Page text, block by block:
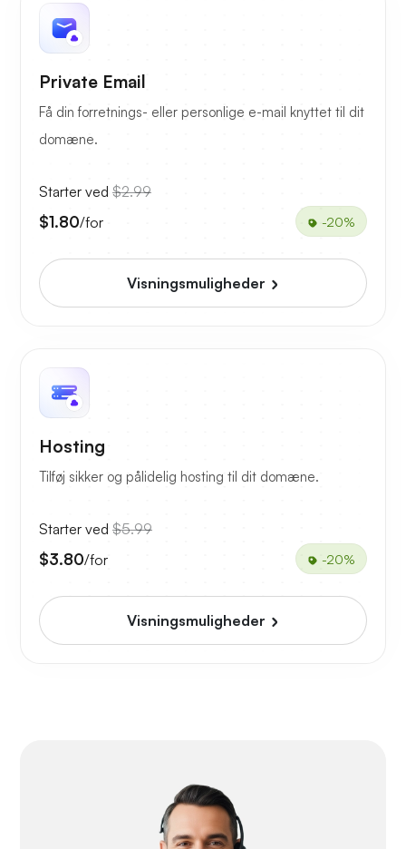
Private Email
Få din forretnings- eller personlige e-mail knyttet til dit
domæne.
Starter ved $2.99
$1.80/for -20%
Visningsmuligheder
Hosting
Tilføj sikker og pålidelig hosting til dit domæne.
Starter ved $5.99
$3.80/for -20%
Visningsmuligheder